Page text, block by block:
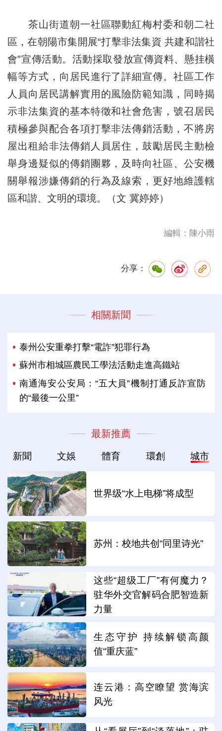
茶山街道朝一社區聯動紅梅村委和朝二社
區，在朝陽市集開展“打擊非法集資 共建和諧社
會”宣傳活動。活動採取發放宣傳資料、懸挂橫
幅等方式，向居民進行了詳細宣傳。社區工作
人員向居民講解實用的風險防範知識，同時揭
示非法集資的基本特徵和社會危害，號召居民
積極參與配合各項打擊非法傳銷活動，不將房
屋出租給非法傳銷人員居住，鼓勵居民主動檢
舉身邊疑似的傳銷團夥，及時向社區、公安機
關舉報涉嫌傳銷的行為及線索，更好地維護轄
區和諧、文明的環境。（文 冀婷婷）
編輯：陳小雨
分享：
相關新聞
泰州公安重拳打擊“電詐”犯罪行為
蘇州市相城區農民工學法活動走進高鐵站
南通海安公安局：“五大員”機制打通反詐宣防
的“最後一公里”
最新推薦
新聞 文娛 體育 環創 城市
世界级“水上电梯”将成型
苏州：校地共创“同里诗光”
这些“超级工厂”有何魔力？
驻华外交官解码合肥智造新
力量
生态守护 持续解锁高颜
值“重庆蓝”
连云港：高空瞭望 赏海滨
风光